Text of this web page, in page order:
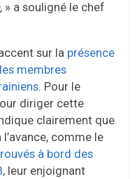
» a souligné le chef
sur la présence
membres
. Pour le
diriger cette
clairement que
comme le
à bord des
, leur enjoignant